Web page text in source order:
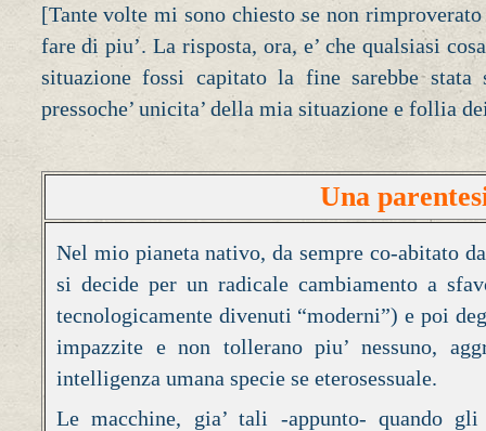
[Tante volte mi sono chiesto se non
fare di piu’. La risposta, ora, e’ che qualsiasi
situazione fossi capitato la fine sarebbe stata
pressoche’ unicita’ della mia situazione e follia
Una
Nel mio pianeta nativo, da sempre co-abitato
si decide per un radicale cambiamento a
tecnologicamente divenuti “moderni”) e poi
impazzite e non tollerano piu’ nessuno,
intelligenza umana specie se eterosessuale.
Le macchine, gia’ tali -appunto- quando